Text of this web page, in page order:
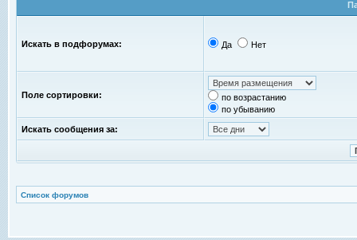
Искать в подфорумах: Да Нет
Поле сортировки:
по возрастанию
по убыванию
Искать сообщения за:
Список форумов